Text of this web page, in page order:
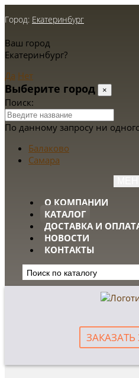
Город: Екатеринбург
Ваш город
Екатеринбург?
Да Нет
Выберите город ×
Поиск:
По данному запросу ни
Балаково
Самара
О КОМПАНИИ
КАТАЛОГ
ДОСТАВКА И
НОВОСТИ
КОНТАКТЫ